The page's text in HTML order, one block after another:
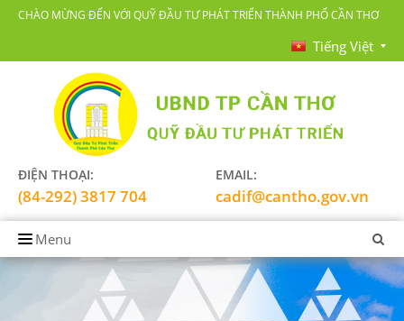
CHÀO MỪNG ĐẾN VỚI QUỸ ĐẦU TƯ PHÁT TRIỂN THÀNH PHỐ CẦN THƠ
Tiếng Việt
ĐIỆN THOẠI:
(84-292) 3817 704
EMAIL:
cadif@cantho.gov.vn
Menu